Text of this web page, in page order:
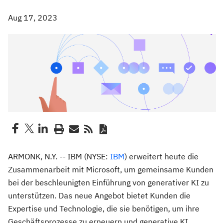
Aug 17, 2023
ARMONK, N.Y. -- IBM (NYSE: IBM) erweitert heute die
Zusammenarbeit mit Microsoft, um gemeinsame Kunden
bei der beschleunigten Einführung von generativer KI zu
unterstützen. Das neue Angebot bietet Kunden die
Expertise und Technologie, die sie benötigen, um ihre